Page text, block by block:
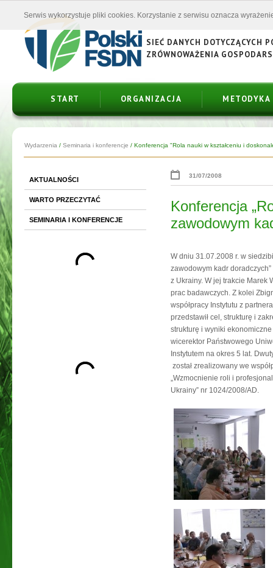
SIEĆ DANYCH DOTYCZĄCYCH
ZRÓWNOWAŻENIA
START ORGANIZACJA METODYKA
Wydarzenia / Seminaria i konferencje / Konferencja "Rola nauki w kształceniu i
AKTUALNOŚCI
WARTO PRZECZYTAĆ
SEMINARIA I KONFERENCJE
31/07/2008
Konferencja
zawodowym
W dniu 31.07.2008 r. w
zawodowym kadr
z Ukrainy. W jej trakcie Marek
prac badawczych. Z kolei
współpracy Instytutu z
przedstawił cel, strukturę i
strukturę i wyniki
wicerektor Państwowego
Instytutem na okres 5 lat.
został zrealizowany we
„Wzmocnienie roli i
Ukrainy” nr 1024/2008/AD.
Serwis wykorzystuje pliki cookies. Korzystanie z serwisu oznacza